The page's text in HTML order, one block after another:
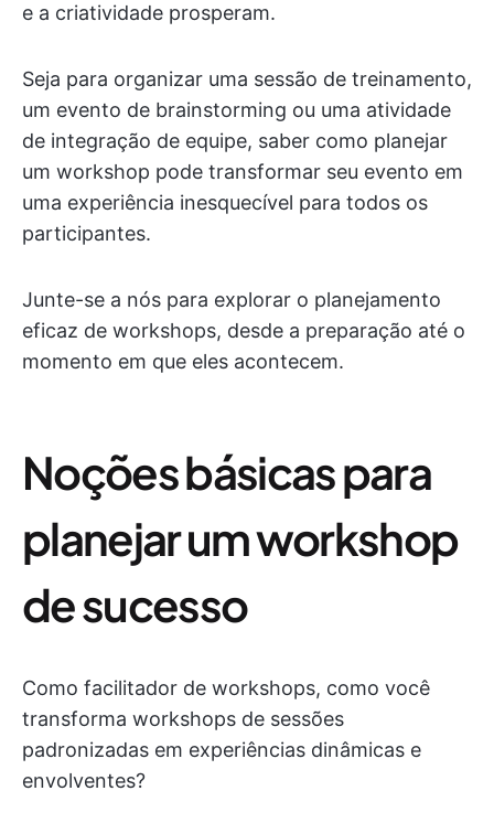
e a criatividade prosperam.
Seja para organizar uma sessão de treinamento,
um evento de brainstorming ou uma atividade
de integração de equipe, saber como planejar
um workshop pode transformar seu evento em
uma experiência inesquecível para todos os
participantes.
Junte-se a nós para explorar o planejamento
eficaz de workshops, desde a preparação até o
momento em que eles acontecem.
Noções básicas para
planejar um workshop
de sucesso
Como facilitador de workshops, como você
transforma workshops de sessões
padronizadas em experiências dinâmicas e
envolventes?